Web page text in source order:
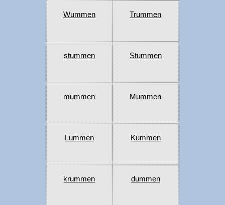
Wummen Trummen
stummen Stummen
mummen Mummen
Lummen Kummen
krummen dummen